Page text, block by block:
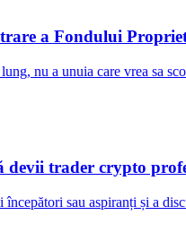
a Fondului
nu a unuia care vrea sa
devii trader crypto
sau aspiranți și a